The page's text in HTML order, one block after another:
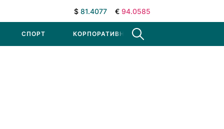
$ 81.4077 € 94.0585
СПОРТ КОРПОРАТИВНЫЕ НОВОСТИ